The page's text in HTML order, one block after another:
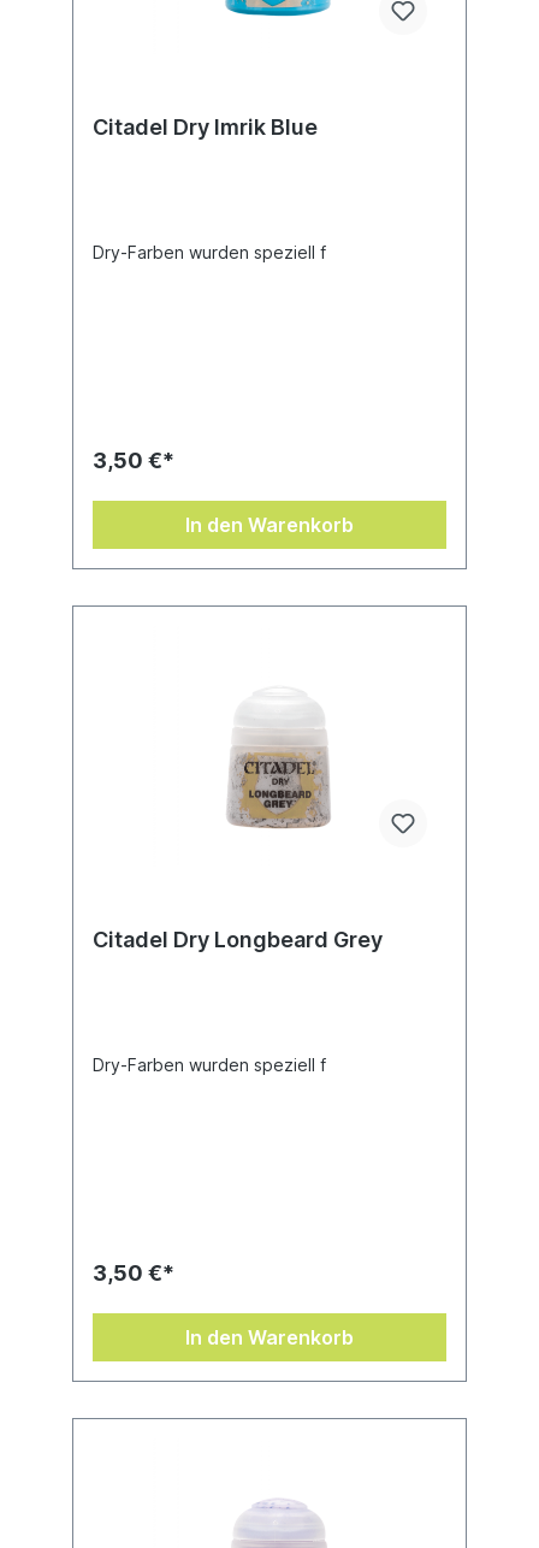
Citadel Dry Imrik Blue
Dry-Farben wurden speziell f
3,50 €*
In den Warenkorb
Citadel Dry Longbeard Grey
Dry-Farben wurden speziell f
3,50 €*
In den Warenkorb